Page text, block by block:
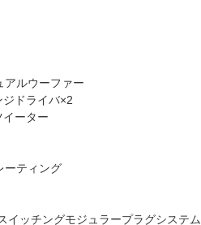
アルウーファー
ドライバ×2
ーター
ーティング
イッチングモジュラープラグシステム